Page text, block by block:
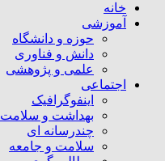
خانه
آموزشی
حوزه و دانشگاه
دانش و فناوری
علمی و پژوهشی
اجتماعی
اینفوگرافیک
بهداشت و سلامت
چندرسانه ای
سلامت و جامعه